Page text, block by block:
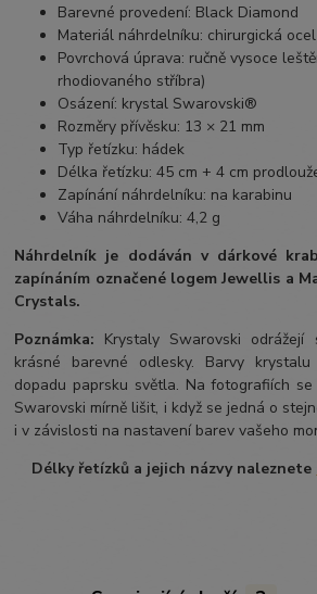
Barevné provedení: Black Diamond
Materiál náhrdelníku: chirurgická
Povrchová úprava: ručně vysoce
rhodiovaného stříbra)
Osázení: krystal Swarovski®
Rozměry přívěsku: 13 × 21 mm
Typ řetízku: hádek
Délka řetízku: 45 cm + 4 cm
Zapínání náhrdelníku: na karabinu
Váha náhrdelníku: 4,2 g
Náhrdelník je dodáván v dárkové
zapínáním označené logem Jewellis a
Crystals.
Poznámka: Krystaly Swarovski
krásné barevné odlesky. Barvy
dopadu paprsku světla. Na fotografiích
Swarovski mírně lišit, i když se jedná o
i v závislosti na nastavení barev vašeho
Délky řetízků a jejich názvy naleznete